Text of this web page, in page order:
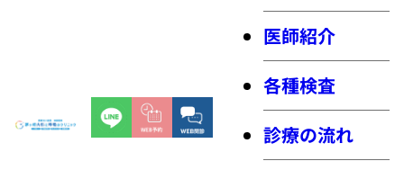
医師紹介
各種検査
診療の流れ